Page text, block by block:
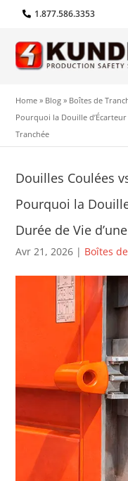
1.877.586.3353
Home » Blog » Boîtes de
Pourquoi la Douille
Tranchée
Douilles Coulées
Pourquoi la
Durée de Vie
Avr 21, 2026 | Boîtes